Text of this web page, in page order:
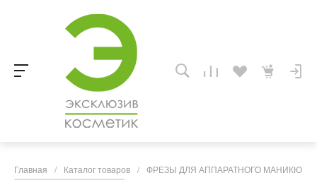
Главная / Каталог товаров / ФРЕЗЫ ДЛЯ АППАРАТНОГО